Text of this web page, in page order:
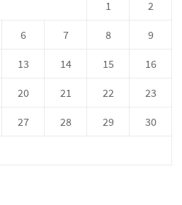
1
2
6 7 8 9
13 14 15 16
20 21 22 23
27 28 29 30